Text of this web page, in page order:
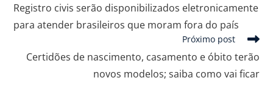
Registro civis serão disponibilizados eletronicamente
para atender brasileiros que moram fora do país
Próximo post
Certidões de nascimento, casamento e óbito terão
novos modelos; saiba como vai ficar